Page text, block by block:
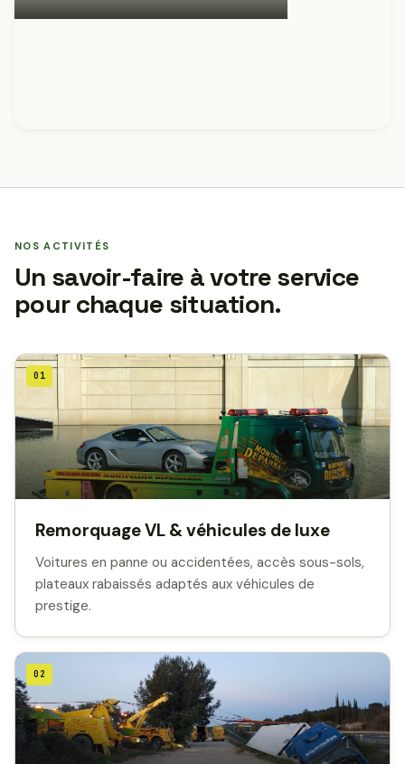
NOS ACTIVITÉS
Un savoir-faire à votre service
pour chaque situation.
01
Remorquage VL & véhicules de luxe
Voitures en panne ou accidentées, accès sous-sols,
plateaux rabaissés adaptés aux véhicules de
prestige.
02